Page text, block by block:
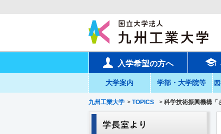
入学希望の方へ
大学案内 学部・大学院等
九州工業大学 > TOPICS > 科学技術振興機構「